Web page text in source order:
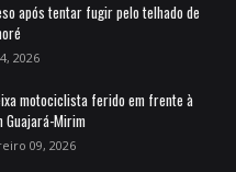
após tentar fugir pelo telhado de
2026
motociclista ferido em frente à
Guajará-Mirim
09, 2026